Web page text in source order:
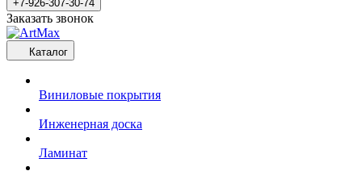
+7-926-307-30-74
Заказать звонок
Каталог
Виниловые покрытия
Инженерная доска
Ламинат